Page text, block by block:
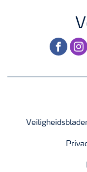
facebook